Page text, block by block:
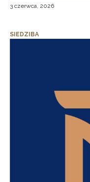
3 czerwca, 2026
SIEDZIBA